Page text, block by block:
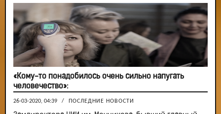
«Кому-то понадобилось очень сильно напугать
человечество»:
26-03-2020, 04:39 / ПОСЛЕДНИЕ НОВОСТИ